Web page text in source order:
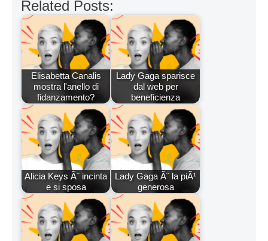
Related Posts:
Elisabetta Canalis
mostra l'anello di
fidanzamento?
Lady Gaga sparisce
dal web per
beneficienza
Alicia Keys Ã¨ incinta
e si sposa
Lady Gaga Ã¨ la piÃ¹
generosa